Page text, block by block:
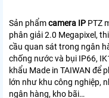
Sản phẩmcamera IP PTZ
phân giải 2.0 Megapixel,
cầu quan sát trong ngân
chống nước và bụi IP66,
khẩu Made in TAIWAN để
lớn như khu công nghiệp,
ngân hàng, kho bãi…